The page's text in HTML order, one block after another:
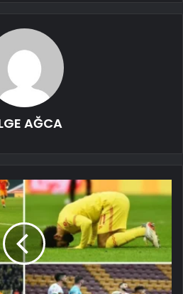
AĞCA